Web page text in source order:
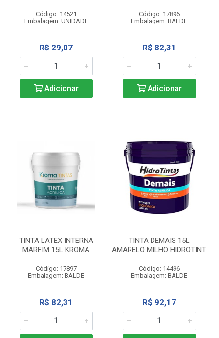
Código: 14521
Embalagem: UNIDADE
R$ 29,07
Adicionar
Código: 17896
Embalagem: BALDE
R$ 82,31
Adicionar
TINTA LATEX INTERNA
MARFIM 15L KROMA
Código: 17897
Embalagem: BALDE
R$ 82,31
TINTA DEMAIS 15L
AMARELO MILHO HIDROTINT
Código: 14496
Embalagem: BALDE
R$ 92,17